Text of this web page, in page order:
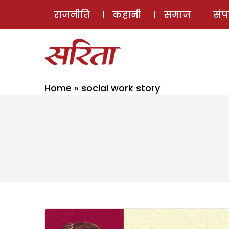
राजनीति कहानी समाज
Home » social work story